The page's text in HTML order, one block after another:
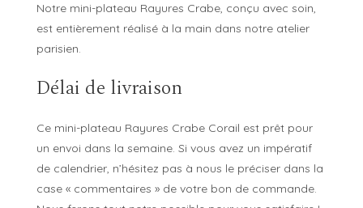
Notre mini-plateau Rayures Crabe, conçu avec soin,
est entièrement réalisé à la main dans notre atelier
parisien.
Délai de livraison
Ce mini-plateau Rayures Crabe Corail est prêt pour
un envoi dans la semaine. Si vous avez un impératif
de calendrier, n’hésitez pas à nous le préciser dans la
case « commentaires » de votre bon de commande.